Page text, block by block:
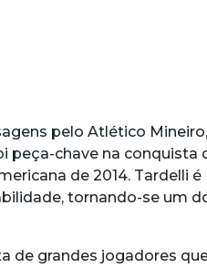
pelo Atlético Mineiro,
peça-chave na conquista
de 2014. Tardelli é
tornando-se um
de grandes jogadores